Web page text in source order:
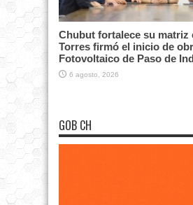
Chubut fortalece su matriz
Torres firmó el inicio de
Fotovoltaico de Paso de
6 agosto, 2026
GOB CH